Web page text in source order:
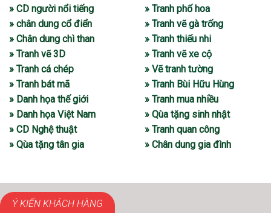
» CD người nổi tiếng
» chân dung cổ điển
» Chân dung chì than
» Tranh vẽ 3D
» Tranh cá chép
» Tranh bát mã
» Danh họa thế giới
» Danh họa Việt Nam
» CD Nghệ thuật
» Qùa tặng tân gia
» Tranh phố hoa
» Tranh vẽ gà trống
» Tranh thiếu nhi
» Tranh vẽ xe cộ
» Vẽ tranh tường
» Tranh Bùi Hữu Hùng
» Tranh mua nhiều
» Qùa tặng sinh nhật
» Tranh quan công
» Chân dung gia đình
Ý KIẾN KHÁCH HÀNG